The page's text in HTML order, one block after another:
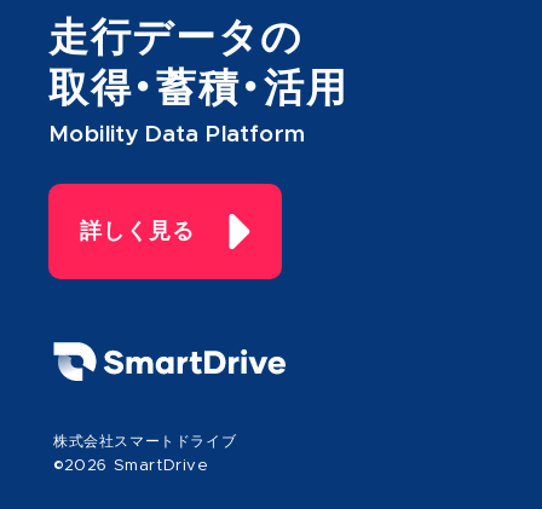
走行データの
取得・蓄積・活用
Mobility Data Platform
詳しく見る
株式会社スマートドライブ
©2026 SmartDrive